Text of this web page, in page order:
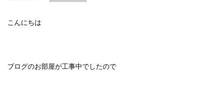
こんにちは
ブログのお部屋が工事中でしたので